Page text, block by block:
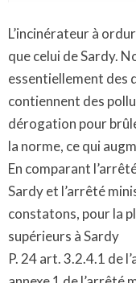
L’incinérateur à
que celui de Sardy.
essentiellement des
contiennent des
dérogation pour
la norme, ce qui
En comparant
Sardy et l’arrêté
constatons, pour la
supérieurs à Sardy
P. 24 art. 3.2.4.1 de